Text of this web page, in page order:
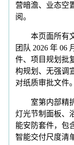
营暗澹、业态空
阅。
本页面所有文
团队 2026 年 06
件、项目规划批
构规划、无强调
对纸质审批文件。
室第内部精拆
灯光节制面板、
能安防套件，包
智能交付尺度清